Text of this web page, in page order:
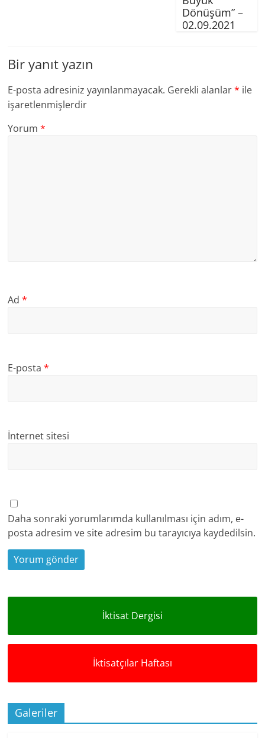
Dönüşüm” –
02.09.2021
Bir yanıt yazın
E-posta adresiniz yayınlanmayacak. Gerekli alanlar* ile
işaretlenmişlerdir
Yorum*
Ad*
E-posta*
İnternet sitesi
Daha sonraki yorumlarımda kullanılması için adım, e-
posta adresim ve site adresim bu tarayıcıya kaydedilsin.
İktisat Dergisi
İktisatçılar Haftası
Galeriler